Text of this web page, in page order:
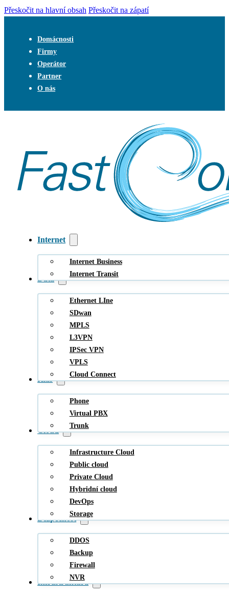
Přeskočit na hlavní obsah Přeskočit na zápatí
Domácnosti
Firmy
Operátor
Partner
O nás
Internet
Internet Business
Internet Transit
Data
Ethernet LIne
SDwan
MPLS
L3VPN
IPSec VPN
VPLS
Cloud Connect
Hlas
Phone
Virtual PBX
Trunk
Cloud
Infrastructure Cloud
Public cloud
Private Cloud
Hybridní cloud
DevOps
Storage
Bezpečnost
DDOS
Backup
Firewall
NVR
Infrastruktura